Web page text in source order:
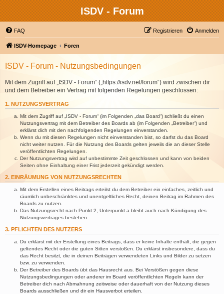
ISDV - Forum
FAQ Anmelden
Registrieren
ISDV-Homepage Foren
ISDV - Forum - Nutzungsbedingungen
Mit dem Zugriff auf „ISDV - Forum“ („https://isdv.net/forum“) wird zwischen dir
und dem Betreiber ein Vertrag mit folgenden Regelungen geschlossen:
1. NUTZUNGSVERTRAG
Mit dem Zugriff auf „ISDV - Forum“ (im Folgenden „das Board“) schließt du einen
Nutzungsvertrag mit dem Betreiber des Boards ab (im Folgenden „Betreiber“) und
erklärst dich mit den nachfolgenden Regelungen einverstanden.
Wenn du mit diesen Regelungen nicht einverstanden bist, so darfst du das Board
nicht weiter nutzen. Für die Nutzung des Boards gelten jeweils die an dieser Stelle
veröffentlichten Regelungen.
Der Nutzungsvertrag wird auf unbestimmte Zeit geschlossen und kann von beiden
Seiten ohne Einhaltung einer Frist jederzeit gekündigt werden.
2. EINRÄUMUNG VON NUTZUNGSRECHTEN
Mit dem Erstellen eines Beitrags erteilst du dem Betreiber ein einfaches, zeitlich und
räumlich unbeschränktes und unentgeltliches Recht, deinen Beitrag im Rahmen des
Boards zu nutzen.
Das Nutzungsrecht nach Punkt 2, Unterpunkt a bleibt auch nach Kündigung des
Nutzungsvertrages bestehen.
3. PFLICHTEN DES NUTZERS
Du erklärst mit der Erstellung eines Beitrags, dass er keine Inhalte enthält, die gegen
geltendes Recht oder die guten Sitten verstoßen. Du erklärst insbesondere, dass du
das Recht besitzt, die in deinen Beiträgen verwendeten Links und Bilder zu setzen
bzw. zu verwenden.
Der Betreiber des Boards übt das Hausrecht aus. Bei Verstößen gegen diese
Nutzungsbedingungen oder anderer im Board veröffentlichten Regeln kann der
Betreiber dich nach Abmahnung zeitweise oder dauerhaft von der Nutzung dieses
Boards ausschließen und dir ein Hausverbot erteilen.